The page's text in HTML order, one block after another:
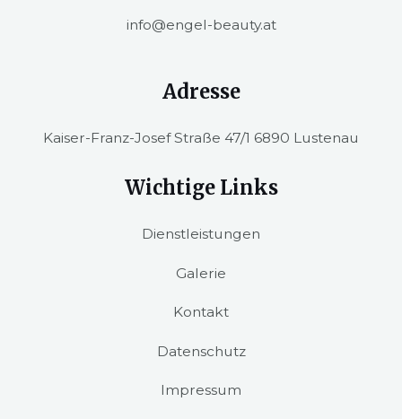
info@engel-beauty.at
Adresse
Kaiser-Franz-Josef Straße 47/1 6890 Lustenau
Wichtige Links
Dienstleistungen
Galerie
Kontakt
Datenschutz
Impressum